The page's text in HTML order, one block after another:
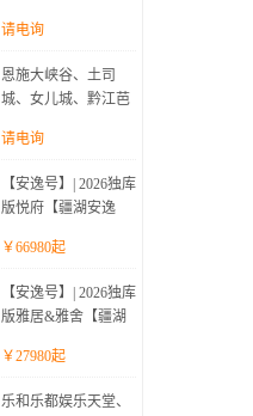
请电询
恩施大峡谷、土司
城、女儿城、黔江芭
水古镇双飞3日游(游
施)
请电询
【安逸号】| 2026独库
版悦府【疆湖安逸
16日(多种创意场景，
￥66980起
【安逸号】| 2026独库
版雅居&雅舍【疆湖
北疆16日(多种创意场
￥27980起
乐和乐都娱乐天堂、